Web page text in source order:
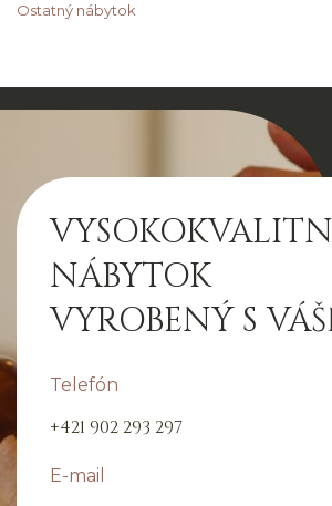
Ostatný nábytok
NÁBYTOK
VYROBENÝ S
Telefón
+421 902 293 297
E-mail